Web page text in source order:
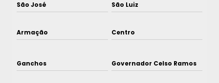
São José São Luiz
Armação Centro
Ganchos Governador Celso Ramos